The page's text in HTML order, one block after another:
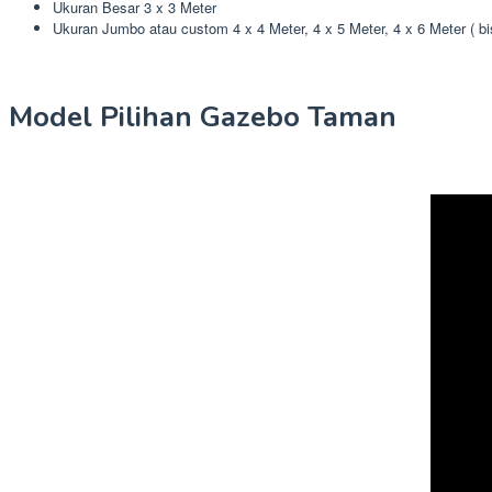
Ukuran Besar 3 x 3 Meter
Ukuran Jumbo atau custom 4 x 4 Meter, 4 x 5 Meter, 4 x 6 Meter (
Model Pilihan Gazebo Taman